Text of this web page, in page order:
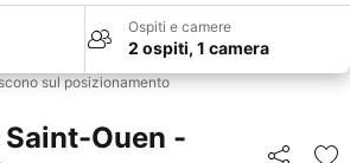
Ospiti e camere
2 ospiti, 1 camera
sul posizionamento
Saint-Ouen -